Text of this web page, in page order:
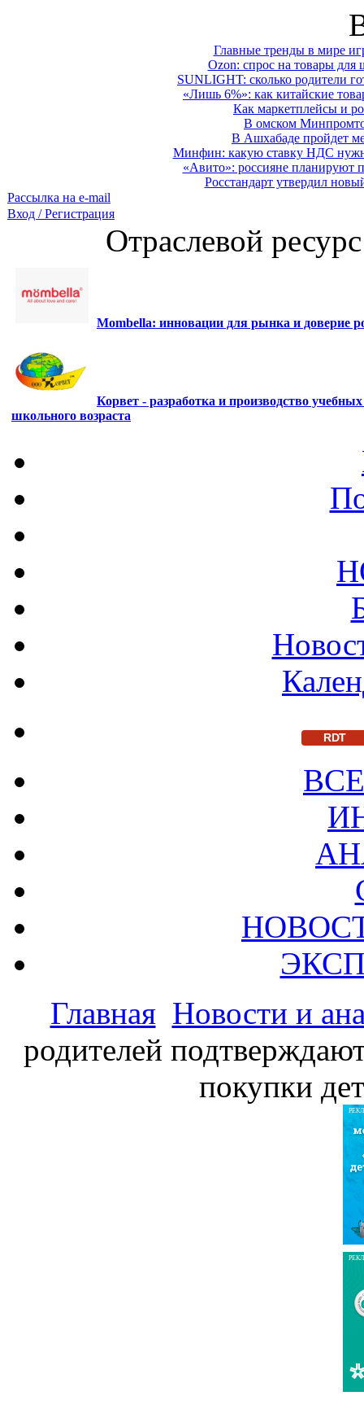
Главные тренды в мире
Ozon: спрос на товары для
SUNLIGHT: сколько родители
«Лишь 6%»: как китайские
Как маркетплейсы и
В омском
В Ашхабаде пройдет
Минфин: какую ставку НДС
«Авито»: россияне планируют
Росстандарт утвердил
Рассылка на e-mail
Вход / Регистрация
Отраслевой
Mombella: инновации для рынка и доверие
Корвет - разработка и производство
школьного возраста
RDT
Главная Новости и
родителей
покупки